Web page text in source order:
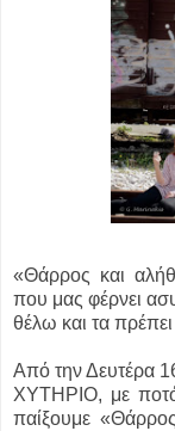
«Θάρρος και
που μας φέρνει
θέλω και τα
Από την Δευτέρα
ΧΥΤΗΡΙΟ, με
παίξουμε